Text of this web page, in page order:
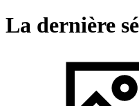
La dernière